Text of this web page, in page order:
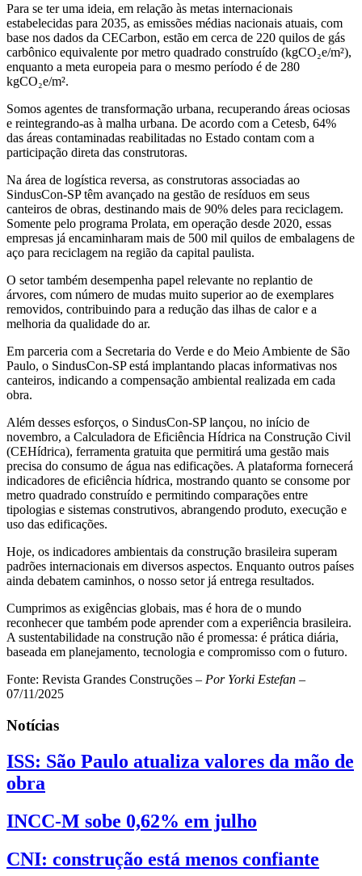
Para se ter uma ideia, em relação às metas internacionais
estabelecidas para 2035, as emissões médias nacionais atuais, com
base nos dados da CECarbon, estão em cerca de 220 quilos de gás
carbônico equivalente por metro quadrado construído (kgCO₂e/m²),
enquanto a meta europeia para o mesmo período é de 280
kgCO₂e/m².
Somos agentes de transformação urbana, recuperando áreas ociosas
e reintegrando-as à malha urbana. De acordo com a Cetesb, 64%
das áreas contaminadas reabilitadas no Estado contam com a
participação direta das construtoras.
Na área de logística reversa, as construtoras associadas ao
SindusCon-SP têm avançado na gestão de resíduos em seus
canteiros de obras, destinando mais de 90% deles para reciclagem.
Somente pelo programa Prolata, em operação desde 2020, essas
empresas já encaminharam mais de 500 mil quilos de embalagens de
aço para reciclagem na região da capital paulista.
O setor também desempenha papel relevante no replantio de
árvores, com número de mudas muito superior ao de exemplares
removidos, contribuindo para a redução das ilhas de calor e a
melhoria da qualidade do ar.
Em parceria com a Secretaria do Verde e do Meio Ambiente de São
Paulo, o SindusCon-SP está implantando placas informativas nos
canteiros, indicando a compensação ambiental realizada em cada
obra.
Além desses esforços, o SindusCon-SP lançou, no início de
novembro, a Calculadora de Eficiência Hídrica na Construção Civil
(CEHídrica), ferramenta gratuita que permitirá uma gestão mais
precisa do consumo de água nas edificações. A plataforma fornecerá
indicadores de eficiência hídrica, mostrando quanto se consome por
metro quadrado construído e permitindo comparações entre
tipologias e sistemas construtivos, abrangendo produto, execução e
uso das edificações.
Hoje, os indicadores ambientais da construção brasileira superam
padrões internacionais em diversos aspectos. Enquanto outros países
ainda debatem caminhos, o nosso setor já entrega resultados.
Cumprimos as exigências globais, mas é hora de o mundo
reconhecer que também pode aprender com a experiência brasileira.
A sustentabilidade na construção não é promessa: é prática diária,
baseada em planejamento, tecnologia e compromisso com o futuro.
Fonte: Revista Grandes Construções – Por Yorki Estefan –
07/11/2025
Notícias
ISS: São Paulo atualiza valores da mão de
obra
INCC-M sobe 0,62% em julho
CNI: construção está menos confiante